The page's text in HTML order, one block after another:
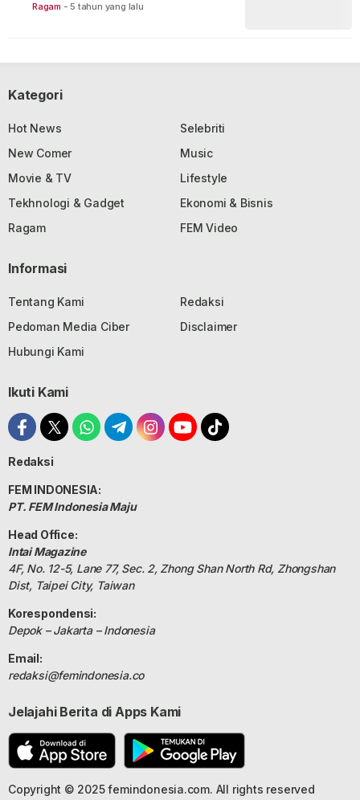
Ragam - 5 tahun yang lalu
Kategori
Hot News
Selebriti
New Comer
Music
Movie & TV
Lifestyle
Tekhnologi & Gadget
Ekonomi & Bisnis
Ragam
FEM Video
Informasi
Tentang Kami
Redaksi
Pedoman Media Ciber
Disclaimer
Hubungi Kami
Ikuti Kami
Redaksi
FEM INDONESIA:
PT. FEM Indonesia Maju
Head Office:
Intai Magazine
4F, No. 12-5, Lane 77, Sec. 2, Zhong Shan North Rd, Zhongshan
Dist, Taipei City, Taiwan
Korespondensi:
Depok – Jakarta – Indonesia
Email:
redaksi@femindonesia.co
Jelajahi Berita di Apps Kami
Copyright © 2025 femindonesia.com. All rights reserved